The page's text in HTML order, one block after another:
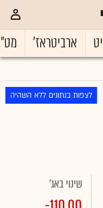
ארביטראז'
לצפות בנתונים ללא השהיה
שינוי באג'